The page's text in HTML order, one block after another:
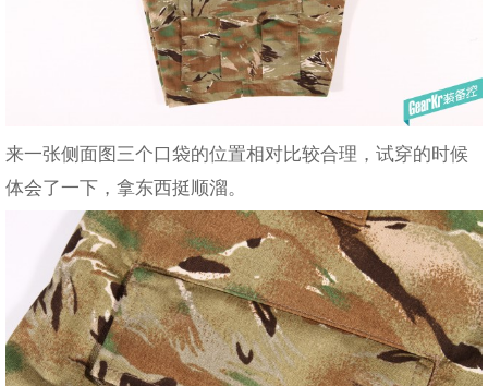
来一张侧面图三个口袋的位置相对比较合理，试穿的时候
体会了一下，拿东西挺顺溜。